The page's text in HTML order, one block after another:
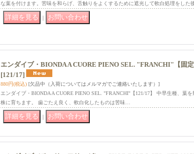
な葉を付けます。苦味を和らげ、舌触りをよくするために遮光して軟白処理をした
エンダイブ・BIONDA A CUORE PIENO SEL. "FRANCHI"【固定
[121/17]
880円(税込) [欠品中（入荷についてはメルマガでご連絡いたします）]
エンダイブ・BIONDA A CUORE PIENO SEL. "FRANCHI"【121/17】 中早生種、葉
株に育ちます。 歯ごたえ良く、軟白化したものは苦味…